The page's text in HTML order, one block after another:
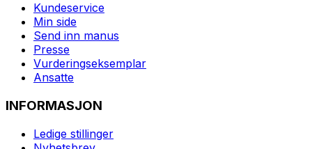
Kundeservice
Min side
Send inn manus
Presse
Vurderingseksemplar
Ansatte
INFORMASJON
Ledige stillinger